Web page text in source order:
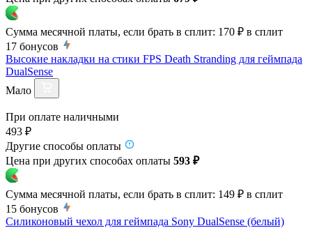
Сумма месячной платы, если брать в сплит: 170 ₽ в сплит
17 бонусов
Высокие накладки на стики FPS Death Stranding для геймпада
DualSense
Мало
При оплате наличными
493 ₽
Другие способы оплаты
Цена при других способах оплаты 593 ₽
Сумма месячной платы, если брать в сплит: 149 ₽ в сплит
15 бонусов
Силиконовый чехол для геймпада Sony DualSense (белый)